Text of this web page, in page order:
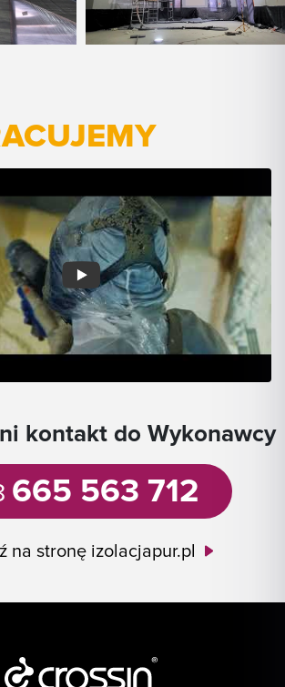
kontakt do Wykonawcy
665 563 712
na stronę izolacjapur.pl